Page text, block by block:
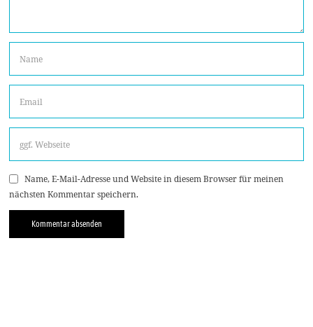
Name, E-Mail-Adresse und Website in diesem Browser für meinen
nächsten Kommentar speichern.